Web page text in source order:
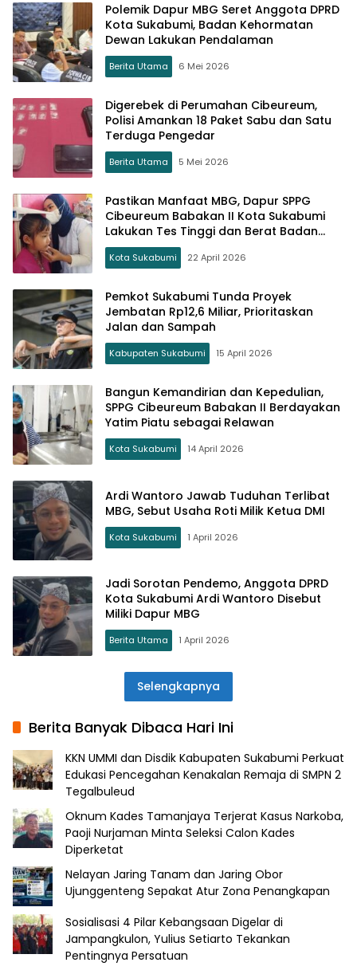
Polemik Dapur MBG Seret Anggota DPRD
Kota Sukabumi, Badan Kehormatan
Dewan Lakukan Pendalaman
Berita Utama 6 Mei 2026
Digerebek di Perumahan Cibeureum,
Polisi Amankan 18 Paket Sabu dan Satu
Terduga Pengedar
Berita Utama 5 Mei 2026
Pastikan Manfaat MBG, Dapur SPPG
Cibeureum Babakan II Kota Sukabumi
Lakukan Tes Tinggi dan Berat Badan
Anak
Kota Sukabumi 22 April 2026
Pemkot Sukabumi Tunda Proyek
Jembatan Rp12,6 Miliar, Prioritaskan
Jalan dan Sampah
Kabupaten Sukabumi 15 April 2026
Bangun Kemandirian dan Kepedulian,
SPPG Cibeureum Babakan II Berdayakan
Yatim Piatu sebagai Relawan
Kota Sukabumi 14 April 2026
Ardi Wantoro Jawab Tuduhan Terlibat
MBG, Sebut Usaha Roti Milik Ketua DMI
Kota Sukabumi 1 April 2026
Jadi Sorotan Pendemo, Anggota DPRD
Kota Sukabumi Ardi Wantoro Disebut
Miliki Dapur MBG
Berita Utama 1 April 2026
Selengkapnya
Berita Banyak Dibaca Hari Ini
KKN UMMI dan Disdik Kabupaten Sukabumi Perkuat
Edukasi Pencegahan Kenakalan Remaja di SMPN 2
Tegalbuleud
Oknum Kades Tamanjaya Terjerat Kasus Narkoba,
Paoji Nurjaman Minta Seleksi Calon Kades
Diperketat
Nelayan Jaring Tanam dan Jaring Obor
Ujunggenteng Sepakat Atur Zona Penangkapan
Sosialisasi 4 Pilar Kebangsaan Digelar di
Jampangkulon, Yulius Setiarto Tekankan
Pentingnya Persatuan